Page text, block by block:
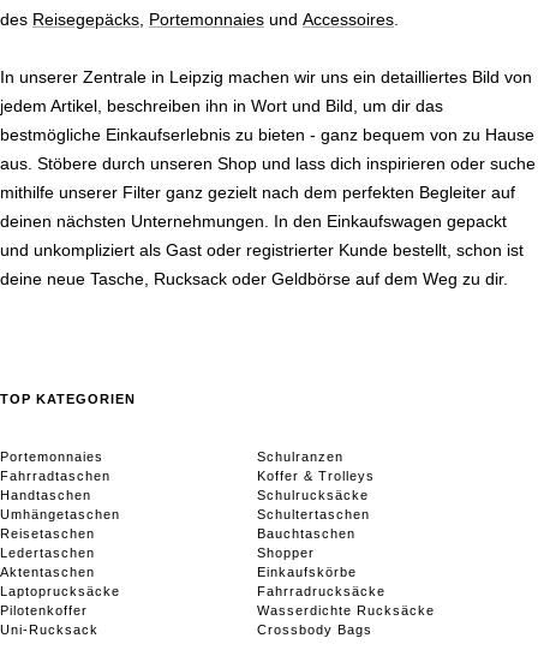
des Reisegepäcks Portemonnaies und Accessoires
In unserer Zentrale in Leipzig machen wir uns ein detailliertes Bild von
jedem Artikel, beschreiben ihn in Wort und Bild, um dir das
bestmögliche Einkaufserlebnis zu bieten - ganz bequem von zu Hause
aus. Stöbere durch unseren Shop und lass dich inspirieren oder suche
mithilfe unserer Filter ganz gezielt nach dem perfekten Begleiter auf
deinen nächsten Unternehmungen. In den Einkaufswagen gepackt
und unkompliziert als Gast oder registrierter Kunde bestellt, schon ist
deine neue Tasche, Rucksack oder Geldbörse auf dem Weg zu dir.
TOP KATEGORIEN
Portemonnaies
Schulranzen
Fahrradtaschen
Koffer & Trolleys
Handtaschen
Schulrucksäcke
Umhängetaschen
Schultertaschen
Reisetaschen
Bauchtaschen
Ledertaschen
Shopper
Aktentaschen
Einkaufskörbe
Laptoprucksäcke
Fahrradrucksäcke
Pilotenkoffer
Wasserdichte Rucksäcke
Uni-Rucksack
Crossbody Bags